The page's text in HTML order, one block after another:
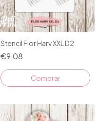
Stencil Flor Harv XXL D2
€9,08